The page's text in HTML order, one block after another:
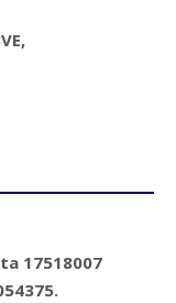
17518007